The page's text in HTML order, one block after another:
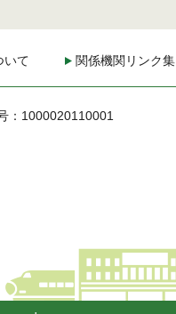
いて 関係機関リンク集
：1000020110001